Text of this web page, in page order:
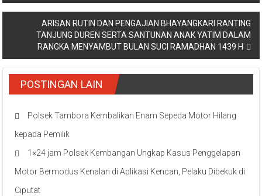
pos
ARISAN RUTIN DAN PENGAJIAN BHAYANGKARI RANTING
TANJUNG DUREN SERTA SANTUNAN ANAK YATIM DALAM
RANGKA MENYAMBUT BULAN SUCI RAMADHAN 1439 H
POSTINGAN LAIN
Polsek Tambora Kembalikan Enam Sepeda Motor Hilang
kepada Pemilik
1×24 jam Polsek Kembangan Ungkap Kasus Penggelapan
Motor Bermodus Kenalan di Aplikasi Kencan, Pelaku Dibekuk di
Ciputat